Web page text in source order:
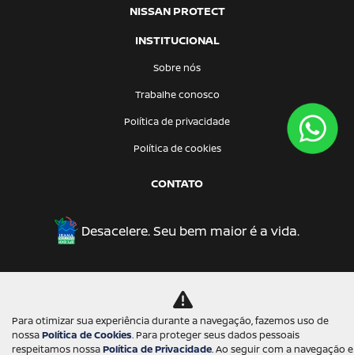
NISSAN PROTECT
INSTITUCIONAL
Sobre nós
Trabalhe conosco
Política de privacidade
Política de cookies
CONTATO
Desacelere. Seu bem maior é a vida.
Desenvolvido pela DEALERSPACE ® Direitos Reservados.
Para otimizar sua experiência durante a navegação, fazemos uso de
nossaPolítica de Cookies. Para proteger seus dados pessoais
respeitamos nossaPolítica de Privacidade. Ao seguir com a navegação e